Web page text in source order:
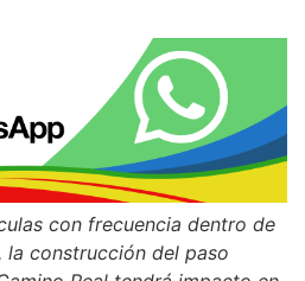
con frecuencia dentro de
construcción del paso